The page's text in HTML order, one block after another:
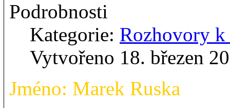
Podrobnosti
Kategorie: Rozhovory
Vytvořeno 18. březen
Jméno: Marek Ruska